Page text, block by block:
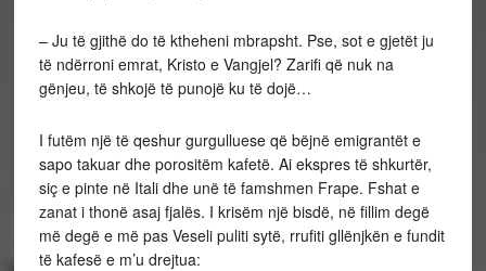
– Ju të gjithë do të ktheheni mbrapsht. Pse, sot e gjetët ju
të ndërroni emrat, Kristo e Vangjel? Zarifi që nuk na
gënjeu, të shkojë të punojë ku të dojë…
I futëm një të qeshur gurgulluese që bëjnë emigrantët e
sapo takuar dhe porositëm kafetë. Ai ekspres të shkurtër,
siç e pinte në Itali dhe unë të famshmen Frape. Fshat e
zanat i thonë asaj fjalës. I krisëm një bisdë, në fillim degë
më degë e më pas Veseli puliti sytë, rrufiti gllënjkën e fundit
të kafesë e m’u drejtua: